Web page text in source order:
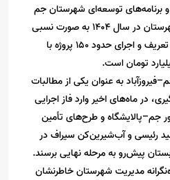
برنامه‌های توسعه‌ای شهرستان جم
تصریح کرد: برنامه عملیاتی شهرستان در سال ۱۴۰۴ به صورت نسبی
رضایت‌بخش بوده و حاصل آن تعریف و اجرای حدود ۱۵۰ پروژه با
به عنوان یکی از مطالبات
در ماه‌های اخیر وارد فاز اجرایی
و طرح‌های تأمین
رئیسی و آب‌شیرین‌کن سیراف در
پیش‌رو به مرحله نهایی برسند.
مدیریت شهرستان خاطرنشان